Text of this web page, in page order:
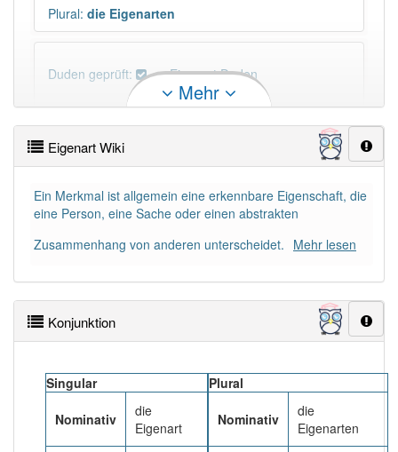
Plural: die Eigenarten
Duden geprüft: Eigenart Duden
PowerIndex:7
Häufigkeit: 4 von 10
aber mit einem anderen
Artikeldie: 0
93% unserer Spielapp-Nutzer haben den Artikel
korrekt erraten.
Mehr
Eigenart Wiki
Ein Merkmal ist allgemein eine erkennbare Eigenschaft, die
eine Person, eine Sache oder einen abstrakten
Zusammenhang von anderen unterscheidet. Mehr lesen
Konjunktion
Singular
Nominativ
die
Eigenart
Plural
Nominativ
die
Eigenarten